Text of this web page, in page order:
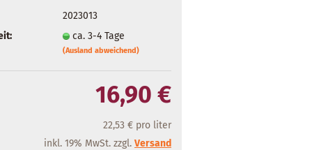
2023013
ca. 3-4 Tage
(Ausland abweichend)
16,90 €
22,53 € pro liter
inkl. 19% MwSt. zzgl. Versand